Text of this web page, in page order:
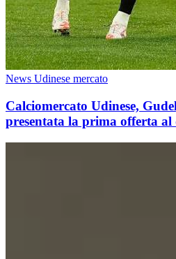
News Udinese mercato
Calciomercato Udinese,
presentata la prima offerta al